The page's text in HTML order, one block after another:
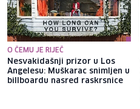
O ČEMU JE RIJEČ
Nesvakidašnji prizor u Los
Angelesu: Muškarac snimljen u
billboardu nasred raskrsnice